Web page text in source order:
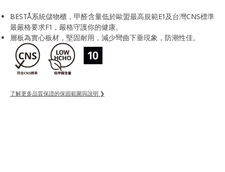
BESTÅ系統儲物櫃，甲醛含量低於歐盟最高規範E1及台灣CNS標準
最嚴格要求F1，嚴格守護你的健康。
層板為實心板材，堅固耐用，減少彎曲下垂現象，防潮性佳。
了解更多品質保證的保固範圍與說明 ❯